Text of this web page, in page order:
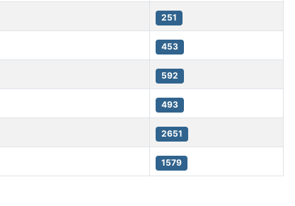
251
453
592
493
2651
1579